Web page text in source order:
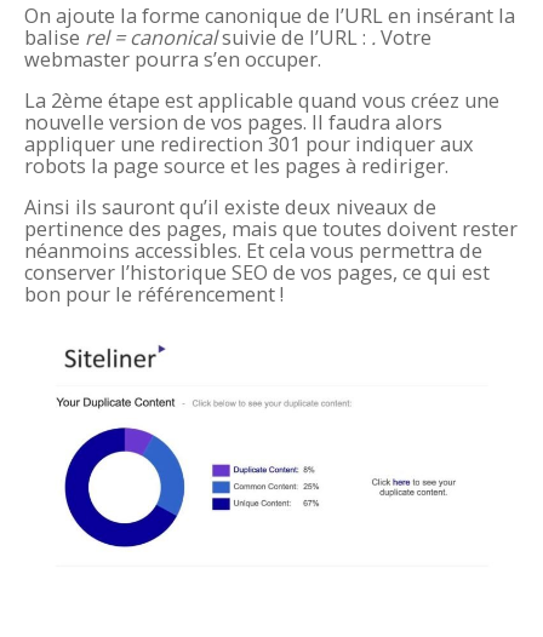
On ajoute la forme canonique de l’URL en insérant la
balise rel = canonicalsuivie de l’URL : .Votre
webmaster pourra s’en occuper.
La 2ème étape est applicable quand vous créez une
nouvelle version de vos pages. Il faudra alors
appliquer une redirection 301 pour indiquer aux
robots la page source et les pages à rediriger.
Ainsi ils sauront qu’il existe deux niveaux de
pertinence des pages, mais que toutes doivent rester
néanmoins accessibles. Et cela vous permettra de
conserver l’historique SEO de vos pages, ce qui est
bon pour le référencement !